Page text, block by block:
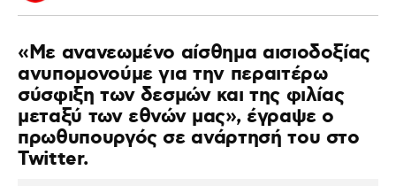
«Με ανανεωμένο αίσθημα αισιοδοξίας
ανυπομονούμε για την περαιτέρω
σύσφιξη των δεσμών και της φιλίας
μεταξύ των εθνών μας», έγραψε ο
πρωθυπουργός σε ανάρτησή του στο
Twitter.